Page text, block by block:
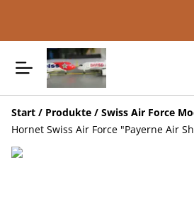
Start / Produkte / Swiss Air Force
Hornet Swiss Air Force "Payerne Air